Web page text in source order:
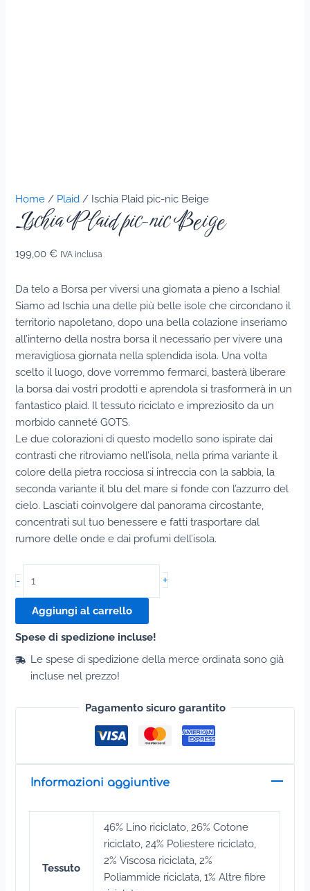
Home / Plaid / Ischia Plaid pic-nic Beige
Ischia Plaid pic-nic Beige
199,00€ IVA inclusa
Da telo a Borsa per viversi una giornata a pieno a Ischia!
Siamo ad Ischia una delle più belle isole che circondano il
territorio napoletano, dopo una bella colazione inseriamo
all’interno della nostra borsa il necessario per vivere una
meravigliosa giornata nella splendida isola. Una volta
scelto il luogo, dove vorremmo fermarci, basterà liberare
la borsa dai vostri prodotti e aprendola si trasformerà in un
fantastico plaid. Il tessuto riciclato e impreziosito da un
morbido canneté GOTS.
Le due colorazioni di questo modello sono ispirate dai
contrasti che ritroviamo nell’isola, nella prima variante il
colore della pietra rocciosa si intreccia con la sabbia, la
seconda variante il blu del mare si fonde con l’azzurro del
cielo. Lasciati coinvolgere dal panorama circostante,
concentrati sul tuo benessere e fatti trasportare dal
rumore delle onde e dai profumi dell’isola.
-
Plaid
pic-
nic
Beige
quantità
+
Aggiungi al carrello
Spese di spedizione incluse!
Le spese di spedizione della merce ordinata sono già
incluse nel prezzo!
Pagamento sicuro garantito
Informazioni aggiuntive
Tessuto
46% Lino riciclato, 26% Cotone
riciclato, 24% Poliestere riciclato,
2% Viscosa riciclata, 2%
Poliammide riciclata, 1% Altre fibre